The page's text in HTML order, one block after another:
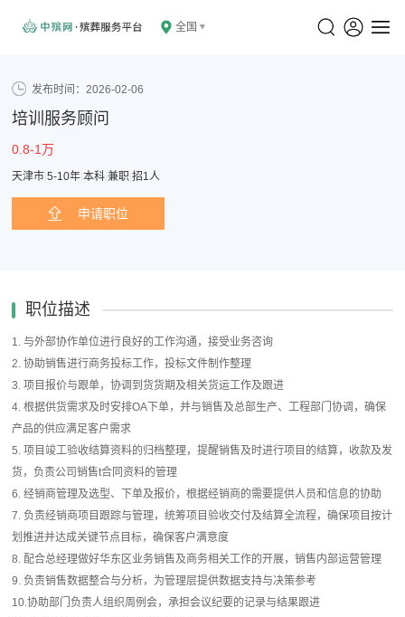
全国
发布时间：2026-02-06
培训服务顾问
0.8-1万
天津市 |5-10年 |本科 |兼职 |招1人
申请职位
职位描述
1. 与外部协作单位进行良好的工作沟通，接受业务咨询
2. 协助销售进行商务投标工作，投标文件制作整理
3. 项目报价与跟单，协调到货货期及相关货运工作及跟进
4. 根据供货需求及时安排OA下单，并与销售及总部生产、工程部门协调，确保
产品的供应满足客户需求
5. 项目竣工验收结算资料的归档整理，提醒销售及时进行项目的结算，收款及发
货，负责公司销售t合同资料的管理
6. 经销商管理及选型、下单及报价，根据经销商的需要提供人员和信息的协助
7. 负责经销商项目跟踪与管理，统筹项目验收交付及结算全流程，确保项目按计
划推进并达成关键节点目标，确保客户满意度
8. 配合总经理做好华东区业务销售及商务相关工作的开展，销售内部运营管理
9. 负责销售数据整合与分析，为管理层提供数据支持与决策参考
10.协助部门负责人组织周例会，承担会议纪要的记录与结果跟进